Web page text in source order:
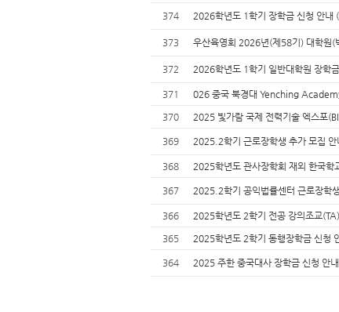
374 2026학년도 1학기 장학금 신청 안내
373 우산육영회 2026년(제58기) 대학원(
372 2026학년도 1학기 일반대학원 장학
371 026 중국 북경대 Yenching
370 2025 빛가람 국제 전력기술 엑스포
369 2025.2학기 근로장학생 추가 모집 안
368 2025학년도 관사장학회 재외 한국학
367 2025.2학기 공익법률센터 근로장학
366 2025학년도 2학기 전공 강의조교
365 2025학년도 2학기 동행장학금 신청
364 2025 주한 중국대사 장학금 신청 안내